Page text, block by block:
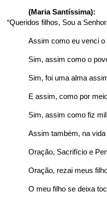
(Maria Santíssima):
“Queridos filhos, Sou a
Assim como eu venci o
Sim, assim como o
Sim, foi uma alma
E assim, como por
Sim, assim como fiz
Assim também, na
Oração, Sacrifício e
Oração, rezai meus
O meu filho se deixa